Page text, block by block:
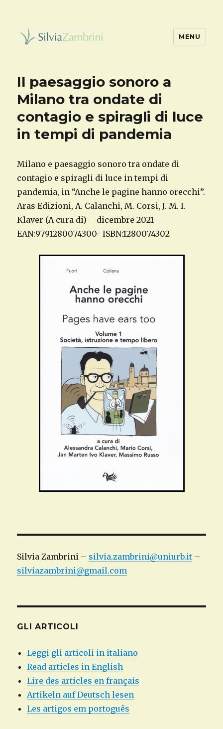
MENU
Il paesaggio sonoro a
Milano tra ondate di
contagio e spiragli di luce
in tempi di pandemia
Milano e paesaggio sonoro tra ondate di
contagio e spiragli di luce in tempi di
pandemia, in “Anche le pagine hanno orecchi”.
Aras Edizioni, A. Calanchi, M. Corsi, J. M. I.
Klaver (A cura di) – dicembre 2021 –
EAN:9791280074300- ISBN:1280074302
Silvia Zambrini – silvia.zambrini@uniurb.it –
silviazambrini@gmail.com
GLI ARTICOLI
Leggi gli articoli in italiano
Read articles in English
Lire des articles en français
Artikeln auf Deutsch lesen
Les artigos em portoguês